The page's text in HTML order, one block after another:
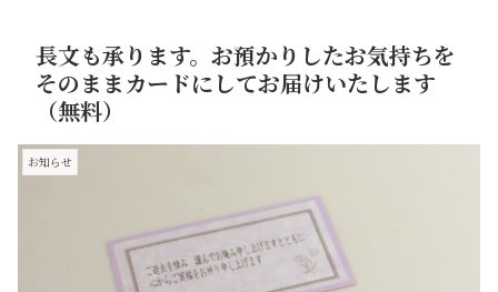
長文も承ります。お預かりしたお気持ちを
そのままカードにしてお届けいたします
（無料）
お知らせ